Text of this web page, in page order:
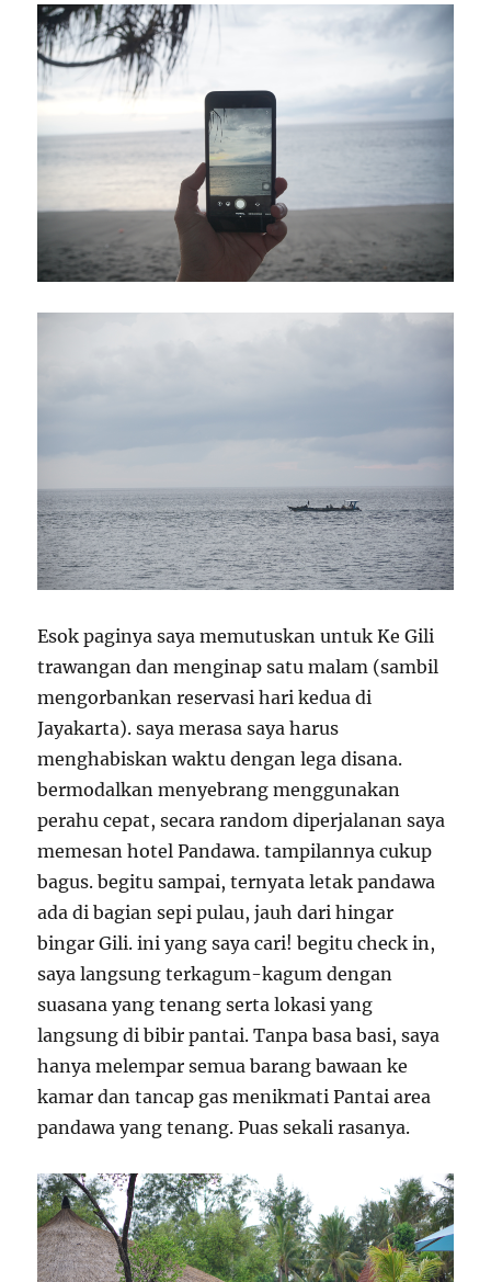
Esok paginya saya memutuskan untuk Ke Gili
trawangan dan menginap satu malam (sambil
mengorbankan reservasi hari kedua di
Jayakarta). saya merasa saya harus
menghabiskan waktu dengan lega disana.
bermodalkan menyebrang menggunakan
perahu cepat, secara random diperjalanan saya
memesan hotel Pandawa. tampilannya cukup
bagus. begitu sampai, ternyata letak pandawa
ada di bagian sepi pulau, jauh dari hingar
bingar Gili. ini yang saya cari! begitu check in,
saya langsung terkagum-kagum dengan
suasana yang tenang serta lokasi yang
langsung di bibir pantai. Tanpa basa basi, saya
hanya melempar semua barang bawaan ke
kamar dan tancap gas menikmati Pantai area
pandawa yang tenang. Puas sekali rasanya.